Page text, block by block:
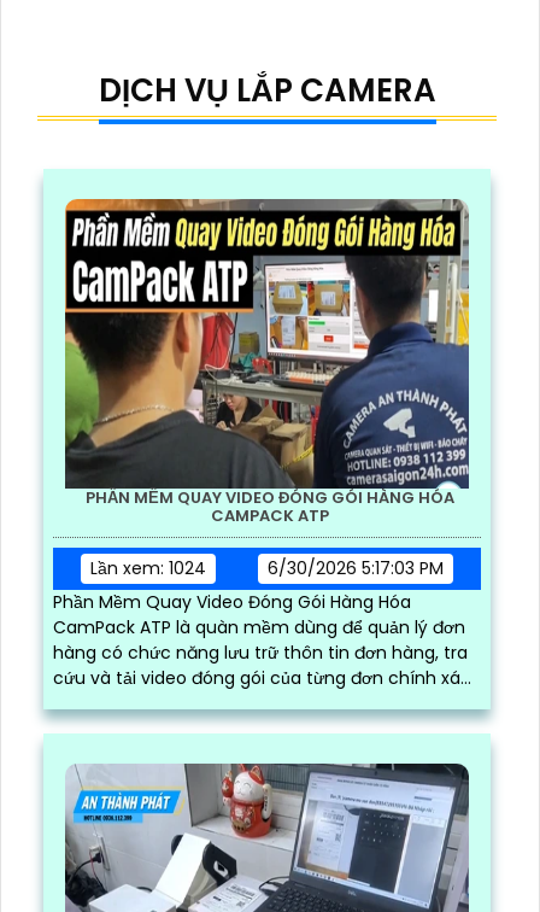
DỊCH VỤ LẮP CAMERA
PHẦN MỀM QUAY VIDEO ĐÓNG GÓI HÀNG HÓA
CAMPACK ATP
Lần xem: 1024
6/30/2026 5:17:03 PM
Phần Mềm Quay Video Đóng Gói Hàng Hóa
CamPack ATP là quàn mềm dùng để quản lý đơn
hàng có chức năng lưu trữ thôn tin đơn hàng, tra
cứu và tải video đóng gói của từng đơn chính xác